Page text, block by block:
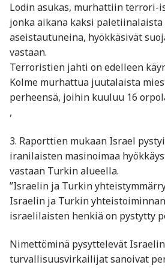
Lodin asukas, murhattiin terrori-
jonka aikana kaksi
aseistautuneina, hyökkäsivät
vastaan.
Terroristien jahti on edelleen
Kolme murhattua juutalaista
perheensä, joihin kuuluu 16
,
3. Raporttien mukaan Israel
iranilaisten masinoimaa
vastaan Turkin alueella.
”Israelin ja Turkin
Israelin ja Turkin
israelilaisten henkiä on pystytty
Nimettöminä pysyttelevät Israelin
turvallisuusvirkailijat sanoivat